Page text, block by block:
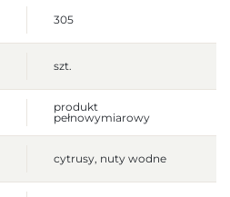
305
szt.
produkt
pełnowymiarowy
cytrusy, nuty wodne